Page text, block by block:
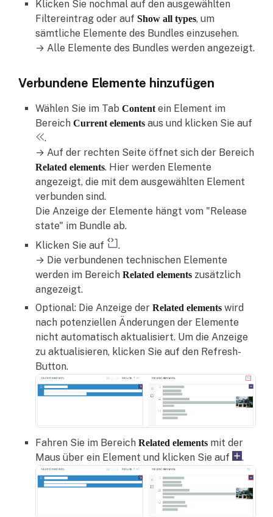
Klicken Sie nochmal auf den ausgewählten
Filtereintrag oder auf Show all types, um
sämtliche Elemente des Bundles einzusehen.
→ Alle Elemente des Bundles werden angezeigt.
Verbundene Elemente hinzufügen
Wählen Sie im Tab Contentein Element im
Bereich Current elements aus und klicken Sie auf
.
→ Auf der rechten Seite öffnet sich der Bereich
Related elements. Hier werden Elemente
angezeigt, die mit dem ausgewählten Element
verbunden sind.
Die Anzeige der Elemente hängt vom "Release
state" im Bundle ab.
Klicken Sie auf
.
→ Die verbundenen technischen Elemente
werden im Bereich Related elements zusätzlich
angezeigt.
Optional: Die Anzeige der Related elements wird
nach potenziellen Änderungen der Elemente
nicht automatisch aktualisiert. Um die Anzeige
zu aktualisieren, klicken Sie auf den Refresh-
Button.
Fahren Sie im Bereich Related elements mit der
Maus über ein Element und klicken Sie auf
.